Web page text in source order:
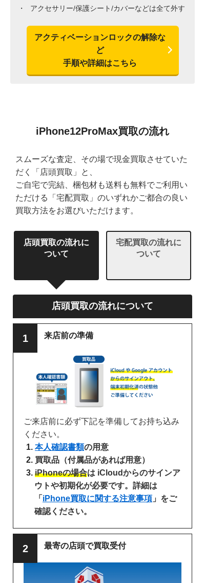
アクセサリー/保護シート/カバーなどは全て外す
アクティベーションロックの解除な
ど
手順や詳細はこちら
iPhone12ProMax買取の流れ
スムーズな査定、その場で現金買取させていた
だく「店頭買取」と、
ご自宅で完結、梱包材も送料も無料でご利用い
ただける「宅配買取」のいずれかご都合の良い
買取方法をお選びいただけます。
店頭買取の流れに
ついて
宅配買取の流れに
ついて
店頭買取の流れについて
来店前の準備
ご来店前に必ず下記を準備してお持ち込み
ください。
本人確認書類の用意
買取品（付属品があれば用意）
iPhoneの場合は iCloudからのサインア
ウトや初期化が必要です。詳細は
「 iPhone買取に関する注意事項 」をご
確認ください。
最寄の店頭で買取受付